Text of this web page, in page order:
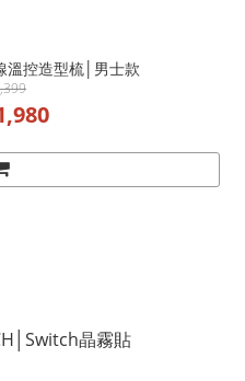
控造型梳│男士款